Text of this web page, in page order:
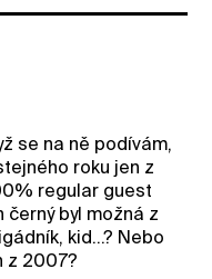
se na ně podívám,
roku jen z
regular guest
černý byl možná z
kid...? Nebo
z 2007?